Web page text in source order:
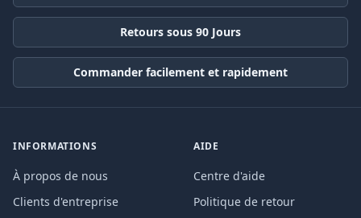
Retours sous 90 Jours
Commander facilement et rapidement
INFORMATIONS
À propos de nous
Clients d'entreprise
AIDE
Centre d'aide
Politique de retour